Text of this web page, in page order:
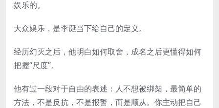
娱乐的。
大众娱乐，是李诞当下给自己的定义。
经历幻灭之后，他明白如何取舍，成名之后更懂得如何
把握“尺度”。
他有过一段对于自由的表述：人不想被绑架，最简单的
方法，不是反抗，不是报警，而是顺从。你主动把自己